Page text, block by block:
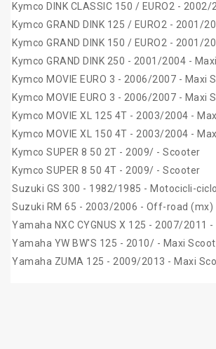
Kymco DINK CLASSIC 150 / EURO2 -
Kymco GRAND DINK 125 / EURO2 - 2001/
Kymco GRAND DINK 150 / EURO2 - 2001/
Kymco GRAND DINK 250 - 2001/2004 -
Kymco MOVIE EURO 3 - 2006/2007 - Maxi
Kymco MOVIE EURO 3 - 2006/2007 - Maxi
Kymco MOVIE XL 125 4T - 2003/2004 -
Kymco MOVIE XL 150 4T - 2003/2004 -
Kymco SUPER 8 50 2T - 2009/ - Scooter
Kymco SUPER 8 50 4T - 2009/ - Scooter
Suzuki GS 300 - 1982/1985 - Motocicli-
Suzuki RM 65 - 2003/2006 - Off-road (mx)
Yamaha NXC CYGNUS X 125 - 2007/2011
Yamaha YW BW'S 125 - 2010/ - Maxi
Yamaha ZUMA 125 - 2009/2013 - Maxi